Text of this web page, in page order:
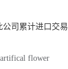
司累计进口交易
flower